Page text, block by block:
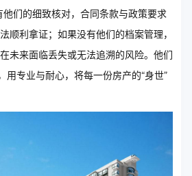
他们的细致核对，合同条款与政策要求
顺利拿证；如果没有他们的档案管理，
未来面临丢失或无法追溯的风险。他们
用专业与耐心，将每一份房产的“身世”